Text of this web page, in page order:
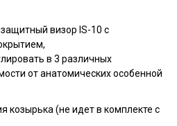
визор IS-10 с
в 3 различных
от анатомических особенной
козырька (не идет в комплекте с